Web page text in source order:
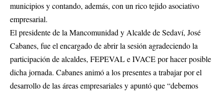
municipios y contando, además, con un rico tejido asociativo
empresarial.
El presidente de la Mancomunidad y Alcalde de Sedaví, José
Cabanes, fue el encargado de abrir la sesión agradeciendo la
participación de alcaldes, FEPEVAL e IVACE por hacer posible
dicha jornada. Cabanes animó a los presentes a trabajar por el
desarrollo de las áreas empresariales y apuntó que “debemos